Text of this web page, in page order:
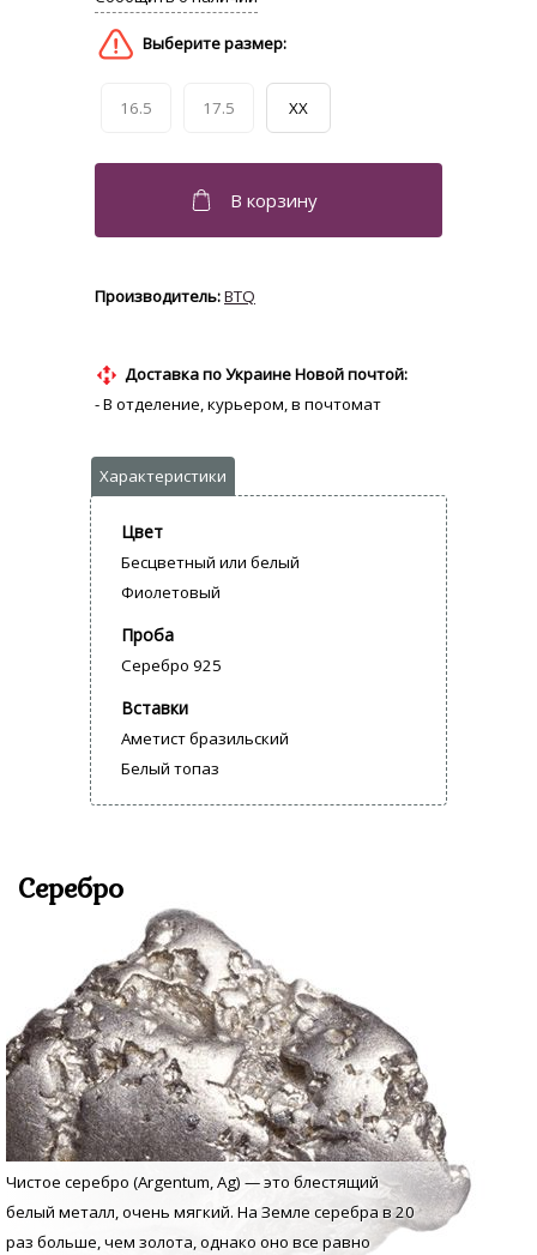
16.5 17.5 XX
BTQ
Доставка по Украине Новой почтой:
- В отделение, курьером, в почтомат
Цвет
Бесцветный или белый
Фиолетовый
Проба
Серебро 925
Вставки
Аметист бразильский
Белый топаз
Серебро
Чистое серебро (Argentum, Аg) — это блестящий
белый металл, очень мягкий. На Земле серебра в 20
раз больше, чем золота, однако оно все равно